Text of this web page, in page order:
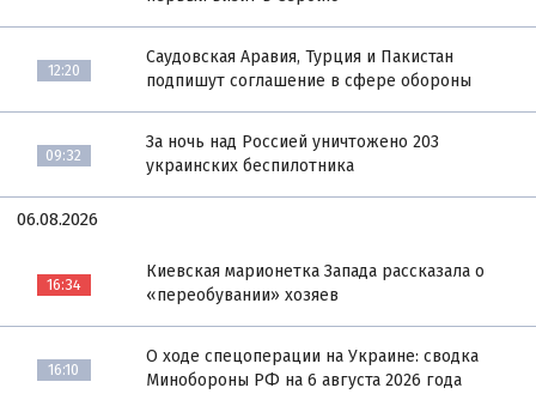
12:20
Саудовская Аравия, Турция и Пакистан
подпишут соглашение в сфере обороны
09:32
За ночь над Россией уничтожено 203
украинских беспилотника
06.08.2026
16:34
Киевская марионетка Запада рассказала о
«переобувании» хозяев
16:10
О ходе спецоперации на Украине: сводка
Минобороны РФ на 6 августа 2026 года